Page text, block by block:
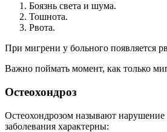
Боязнь света и шума.
Тошнота.
Рвота.
При мигрени у больного появляется
Важно поймать момент, как только
Остеохондроз
Остеохондрозом называют нарушение
заболевания характерны: